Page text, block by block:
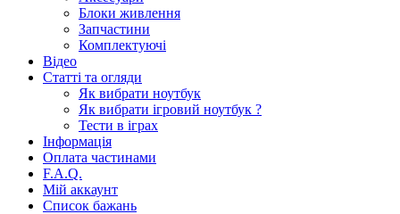
Блоки живлення
Запчастини
Комплектуючі
Відео
Статті та огляди
Як вибрати ноутбук
Як вибрати ігровий ноутбук ?
Тести в іграх
Інформація
Оплата частинами
F.A.Q.
Мій аккаунт
Список бажань